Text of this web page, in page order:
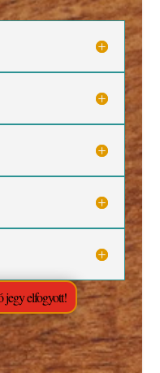
jegy elfogyott!